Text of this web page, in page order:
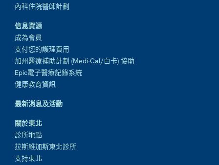
內科住院醫師計劃
信息資源
成為會員
支付您的護理費用
加州醫療補助計劃 (Medi-Cal/白卡) 協助
Epic電子醫療記錄系統
健康教育資訊
最新消息及活動
關於東北
診所地點
拉斯維加斯東北診所
支持東北